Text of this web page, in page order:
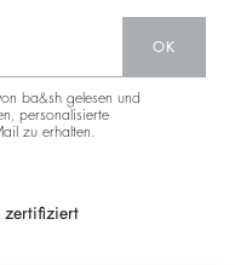
OK
ba&sh gelesen und
personalisierte
zu erhalten.
zertifiziert